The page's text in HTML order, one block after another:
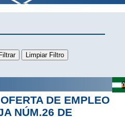
DE EMPLEO
NÚM.26 DE